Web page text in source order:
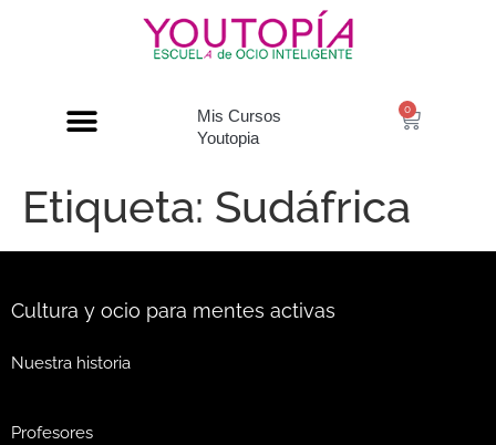
Mis Cursos
Youtopia
0
Etiqueta: Sudáfrica
Cultura y ocio para mentes activas
Nuestra historia
Profesores